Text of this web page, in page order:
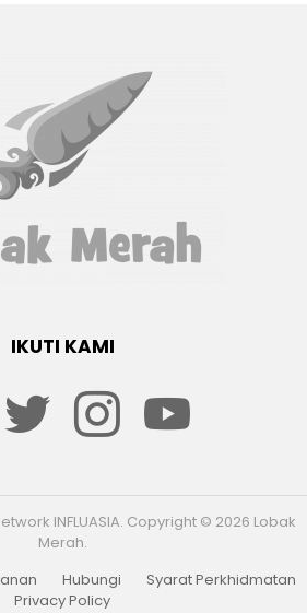
IKUTI KAMI
INFLUASIA. Copyright © 2026 Lobak
Merah.
Hubungi
Syarat Perkhidmatan
Privacy Policy